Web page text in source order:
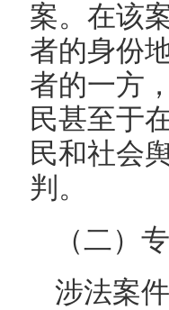
案。在该
者的身份
者的一方
民甚至于
民和社会
判。
（二）
涉法案